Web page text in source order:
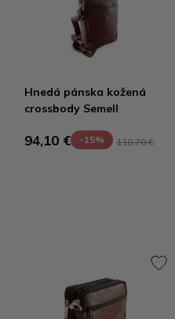
Hnedá pánska kožená
crossbody Semell
94,10 € -15% 110,70 €